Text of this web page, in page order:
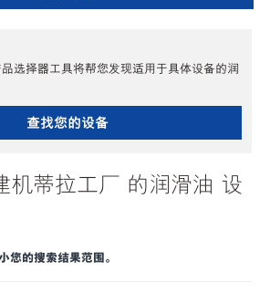
选择器工具将帮您发现适用于具体设备的润
查找您的设备
机蒂拉工厂 的润滑油 设
您的搜索结果范围。